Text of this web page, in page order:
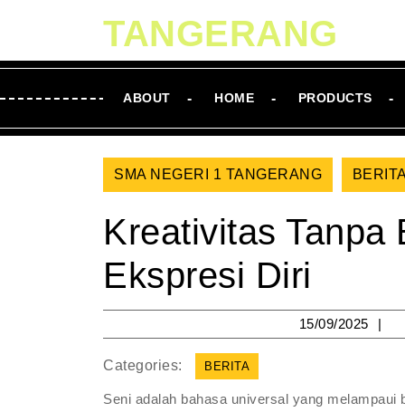
TANGERANG
ABOUT HOME PRODUCTS
SMA NEGERI 1 TANGERANG
Kreativitas Tanpa
Ekspresi Diri
15/09/2025
Categories: BERITA
Seni adalah bahasa universal yang